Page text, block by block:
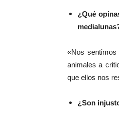
¿Qué
«Nos
animales a
que ellos nos
¿Son